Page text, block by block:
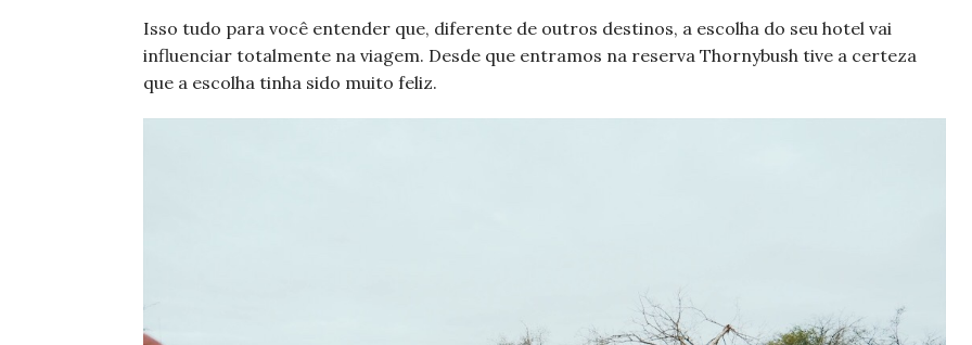
Isso tudo para você entender que, diferente de outros destinos, a escolha do seu hotel vai
influenciar totalmente na viagem. Desde que entramos na reserva Thornybush tive a certeza
que a escolha tinha sido muito feliz.